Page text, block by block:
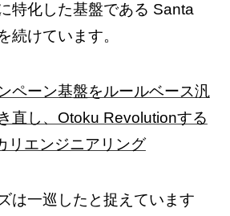
特化した基盤である Santa
続けています。
ペーン基盤をルールベース汎
直し、Otoku Revolutionする
リエンジニアリング
は一巡したと捉えています